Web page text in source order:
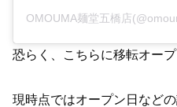
恐らく、こちらに移転オー
現時点ではオープン日など